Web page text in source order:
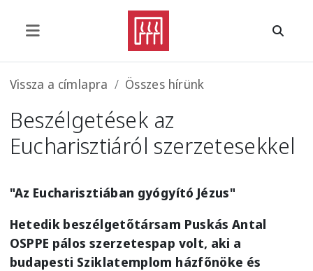
Morzsa
Vissza a címlapra Összes hírünk
Beszélgetések az
Eucharisztiáról szerzetesekkel
"Az Eucharisztiában gyógyító Jézus"
Hetedik beszélgetőtársam Puskás Antal
OSPPE pálos szerzetespap volt, aki a
budapesti Sziklatemplom házfőnöke és